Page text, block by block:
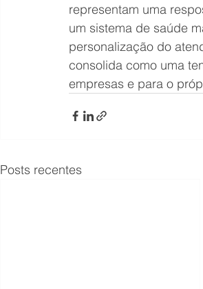
representam uma
um sistema de saúde
personalização do
consolida como uma
empresas e para o
Posts recentes